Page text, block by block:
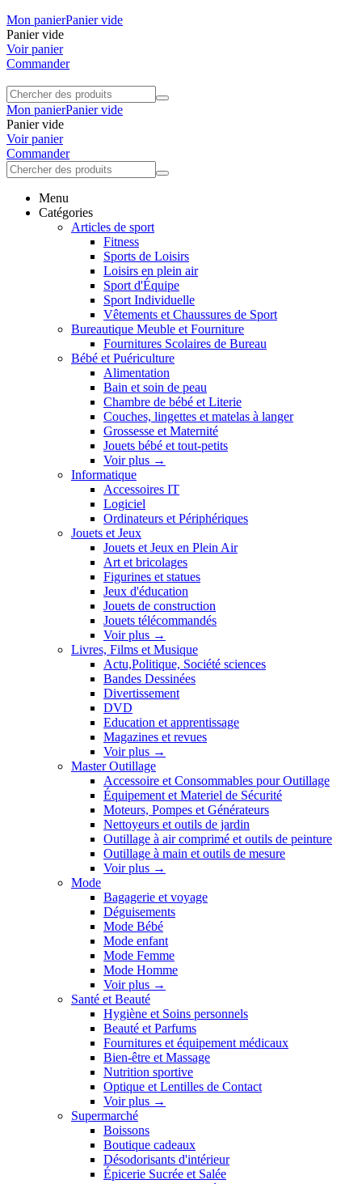
Mon panierPanier vide
Panier vide
Voir panier
Commander
Mon panierPanier vide
Panier vide
Voir panier
Commander
Menu
Catégories
Articles de sport
Fitness
Sports de Loisirs
Loisirs en plein air
Sport d'Équipe
Sport Individuelle
Vêtements et Chaussures de Sport
Bureautique Meuble et Fourniture
Fournitures Scolaires de Bureau
Bébé et Puériculture
Alimentation
Bain et soin de peau
Chambre de bébé et Literie
Couches, lingettes et matelas à langer
Grossesse et Maternité
Jouets bébé et tout-petits
Voir plus →
Informatique
Accessoires IT
Logiciel
Ordinateurs et Périphériques
Jouets et Jeux
Jouets et Jeux en Plein Air
Art et bricolages
Figurines et statues
Jeux d'éducation
Jouets de construction
Jouets télécommandés
Voir plus →
Livres, Films et Musique
Actu,Politique, Société sciences
Bandes Dessinées
Divertissement
DVD
Education et apprentissage
Magazines et revues
Voir plus →
Master Outillage
Accessoire et Consommables pour Outillage
Équipement et Materiel de Sécurité
Moteurs, Pompes et Générateurs
Nettoyeurs et outils de jardin
Outillage à air comprimé et outils de peinture
Outillage à main et outils de mesure
Voir plus →
Mode
Bagagerie et voyage
Déguisements
Mode Bébé
Mode enfant
Mode Femme
Mode Homme
Voir plus →
Santé et Beauté
Hygiène et Soins personnels
Beauté et Parfums
Fournitures et équipement médicaux
Bien-être et Massage
Nutrition sportive
Optique et Lentilles de Contact
Voir plus →
Supermarché
Boissons
Boutique cadeaux
Désodorisants d'intérieur
Épicerie Sucrée et Salée